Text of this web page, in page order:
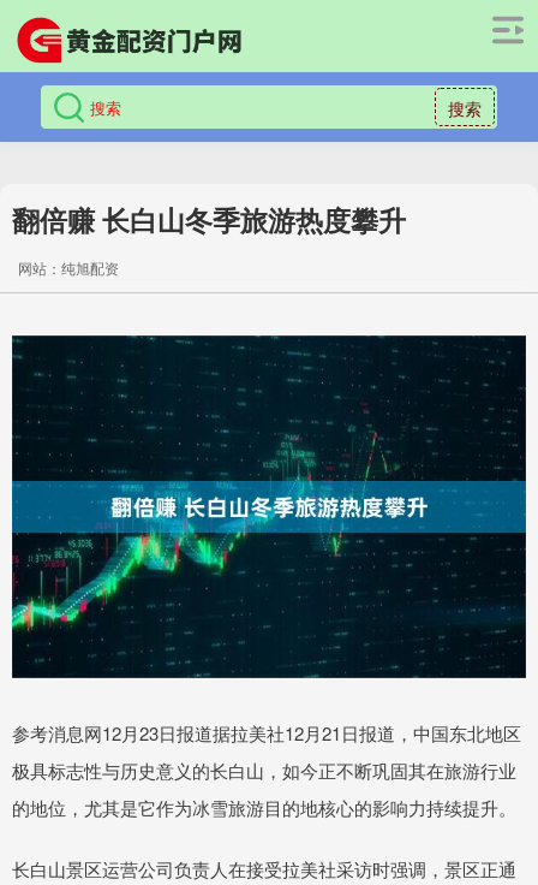
搜索
翻倍赚 长白山冬季旅游热度攀升
网站：纯旭配资
参考消息网12月23日报道据拉美社12月21日报道，中国东北地区
极具标志性与历史意义的长白山，如今正不断巩固其在旅游行业
的地位，尤其是它作为冰雪旅游目的地核心的影响力持续提升。
长白山景区运营公司负责人在接受拉美社采访时强调，景区正通